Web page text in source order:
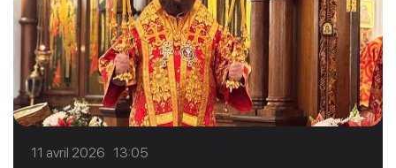
11 avril 2026 13:05